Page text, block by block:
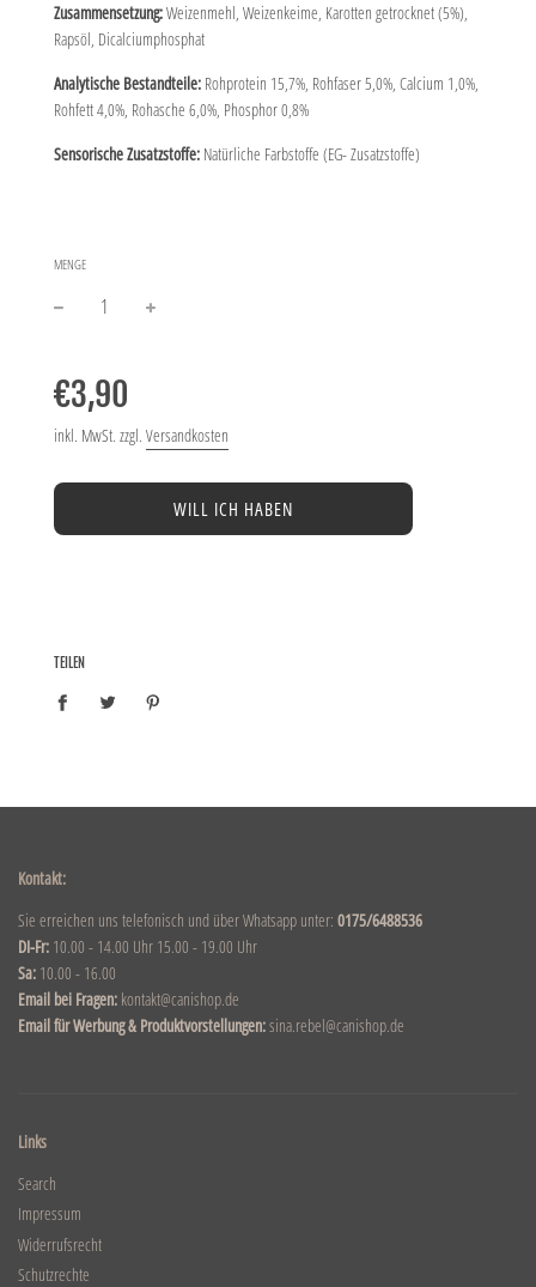
Zusammensetzung:Weizenmehl, Weizenkeime, Karotten getrocknet (5%),
Rapsöl, Dicalciumphosphat
Analytische Bestandteile: Rohprotein 15,7%, Rohfaser 5,0%, Calcium 1,0%,
Rohfett 4,0%, Rohasche 6,0%, Phosphor 0,8%
Sensorische Zusatzstoffe: Natürliche Farbstoffe (EG- Zusatzstoffe)
MENGE
Preis
€3,90
inkl. MwSt. zzgl. Versandkosten
WILL ICH HABEN
TEILEN
Kontakt:
Sie erreichen uns telefonisch und über Whatsapp unter: 0175/6488536
DI-Fr: 10.00 - 14.00 Uhr 15.00 - 19.00 Uhr
Sa: 10.00 - 16.00
Email bei Fragen: kontakt@canishop.de
Email für Werbung & Produktvorstellungen:sina.rebel@canishop.de
Links
Search
Impressum
Widerrufsrecht
Schutzrechte